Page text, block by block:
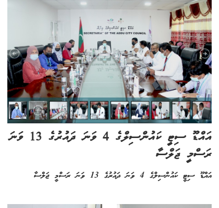
އައްޑޫ ސިޓީ ކައުންސިލްގެ 4 ވަނަ ދައުރުގެ 13 ވަނަ
ރަސްމީ ޖަލްސާ
އައްޑޫ ސިޓީ ކައުންސިލްގެ 4 ވަނަ ދައުރުގެ 13 ވަނަ ރަސްމީ ޖަލްސާ